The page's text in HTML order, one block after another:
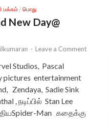
பக்கம் / பொது
New Day@
- Leave a Comment
Studios, Pascal
pictures entertainment
Zendaya, Sadie Sink
, நடிப்பில் Stan Lee
Man கதைக்கு